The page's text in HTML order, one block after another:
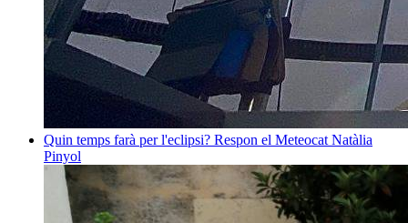
Quin temps farà per l'eclipsi? Respon el Meteocat Natàlia
Pinyol